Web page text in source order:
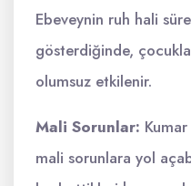
Ebeveynin ruh hali
gösterdiğinde,
olumsuz etkilenir.
Mali Sorunlar:
mali sorunlara yol